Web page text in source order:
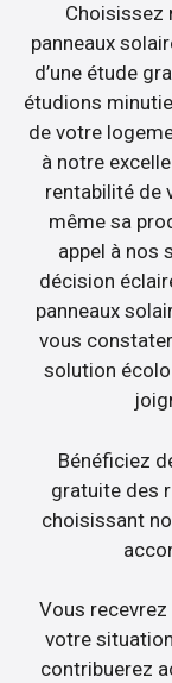
Choisissez
panneaux
d’une étude
étudions
de votre
à notre
rentabilité de
même sa
appel à nos
décision
panneaux
vous
solution
Bénéficiez
gratuite des
choisissant
Vous
votre
contribuerez